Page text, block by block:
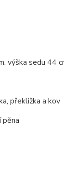
výška sedu 44
překližka a kov
pěna